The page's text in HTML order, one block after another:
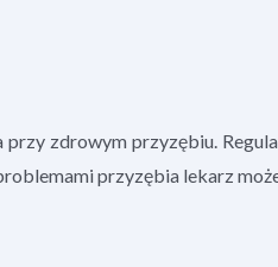
zdrowym przyzębiu.
przyzębia lekarz